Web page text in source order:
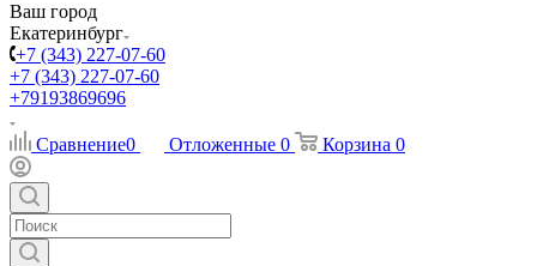
Ваш город
Екатеринбург
+7 (343) 227-07-60
+7 (343) 227-07-60
+79193869696
Сравнение0 Отложенные 0 Корзина 0